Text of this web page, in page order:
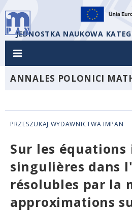
JEDNOSTKA NAUKOWA
ANNALES POLONICI
PRZESZUKAJ WYDAWNICTWA IMPAN
Sur les
singulières dans
résolubles par la
approximations